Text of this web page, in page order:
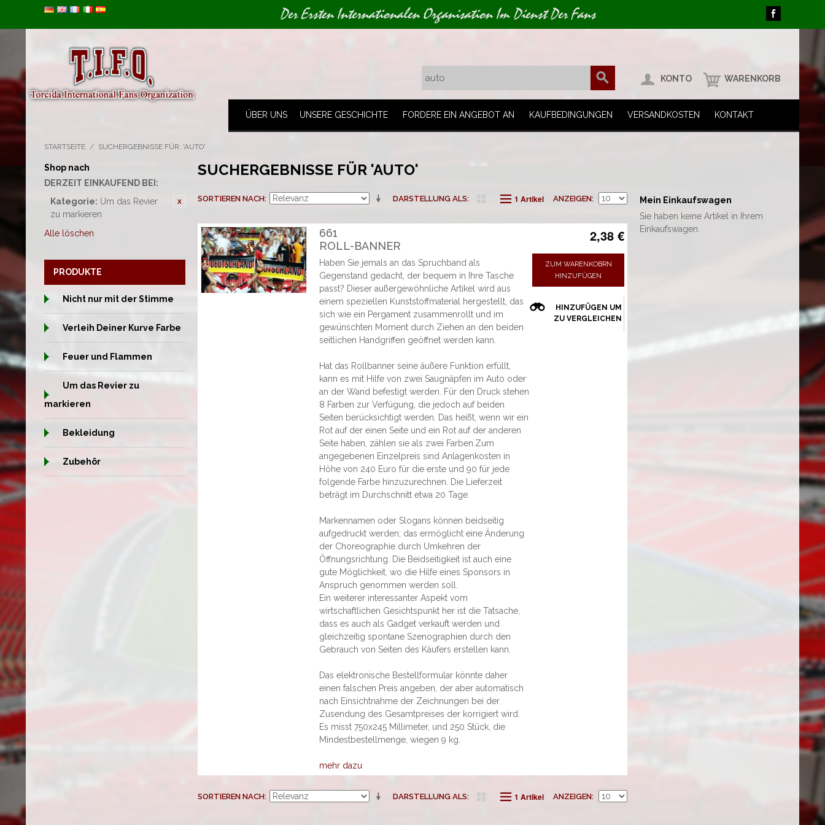
Der Ersten Internationalen Organisation Im Dienst Der Fans
KONTO WARENKORB
ÜBER UNS UNSERE GESCHICHTE FORDERE EIN ANGEBOT AN KAUFBEDINGUNGEN VERSANDKOSTEN KONTAKT
STARTSEITE / SUCHERGEBNISSE FÜR: 'AUTO'
Shop nach
DERZEIT EINKAUFEND BEI:
Kategorie: Um das Revier
zu markieren
Alle löschen
SUCHERGEBNISSE FÜR 'AUTO'
DARSTELLUNG ALS
SORTIEREN NACH 1 Artikel ANZEIGEN
661
ROLL-BANNER
2,38 €
ZUM WARENKOBRN
HINZUFÜGEN
HINZUFÜGEN UM
ZU VERGLEICHEN
Haben Sie jemals an das Spruchband als
Gegenstand gedacht, der bequem in Ihre Tasche
passt? Dieser außergewöhnliche Artikel wird aus
einem speziellen Kunststoffmaterial hergestellt, das
sich wie ein Pergament zusammenrollt und im
gewünschten Moment durch Ziehen an den beiden
seitlichen Handgriffen geöffnet werden kann.
Hat das Rollbanner seine äußere Funktion erfüllt,
kann es mit Hilfe von zwei Saugnäpfen im Auto oder
an der Wand befestigt werden. Für den Druck stehen
8 Farben zur Verfügung, die jedoch auf beiden
Seiten berücksichtigt werden. Das heißt, wenn wir ein
Rot auf der einen Seite und ein Rot auf der anderen
Seite haben, zählen sie als zwei Farben.Zum
angegebenen Einzelpreis sind Anlagenkosten in
Höhe von 240 Euro für die erste und 90 für jede
folgende Farbe hinzuzurechnen. Die Lieferzeit
beträgt im Durchschnitt etwa 20 Tage.
Markennamen oder Slogans können beidseitig
aufgedruckt werden; das ermöglicht eine Änderung
der Choreographie durch Umkehren der
Öffnungsrichtung. Die Beidseitigkeit ist auch eine
gute Möglichkeit, wo die Hilfe eines Sponsors in
Anspruch genommen werden soll.
Ein weiterer interessanter Aspekt vom
wirtschaftlichen Gesichtspunkt her ist die Tatsache,
dass es auch als Gadget verkauft werden und
gleichzeitig spontane Szenographien durch den
Gebrauch von Seiten des Käufers erstellen kann.
Das elektronische Bestellformular könnte daher
einen falschen Preis angeben, der aber automatisch
nach Einsichtnahme der Zeichnungen bei der
Zusendung des Gesamtpreises der korrigiert wird.
Es misst 750x245 Millimeter, und 250 Stück, die
Mindestbestellmenge, wiegen 9 kg.
mehr dazu
DARSTELLUNG ALS
SORTIEREN NACH 1 Artikel ANZEIGEN
PRODUKTE
Nicht nur mit der Stimme
Verleih Deiner Kurve Farbe
Feuer und Flammen
Um das Revier zu
markieren
Bekleidung
Zubehör
Mein Einkaufswagen
Sie haben keine Artikel in Ihrem
Einkaufswagen.